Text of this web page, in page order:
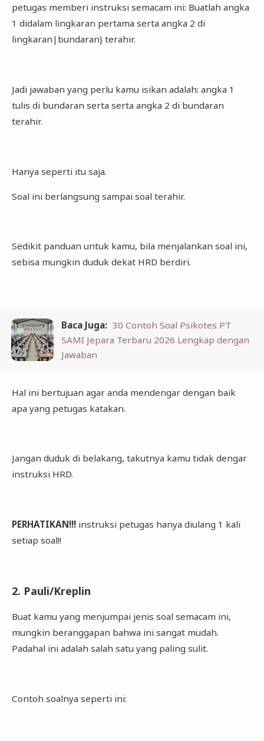
petugas memberi instruksi semacam ini: Buatlah angka
1 didalam lingkaran pertama serta angka 2 di
lingkaran|bundaran} terahir.
Jadi jawaban yang perlu kamu isikan adalah: angka 1
tulis di bundaran serta serta angka 2 di bundaran
terahir.
Hanya seperti itu saja.
Soal ini berlangsung sampai soal terahir.
Sedikit panduan untuk kamu, bila menjalankan soal ini,
sebisa mungkin duduk dekat HRD berdiri.
Baca Juga: 30 Contoh Soal Psikotes PT
SAMI Jepara Terbaru 2026 Lengkap dengan
Jawaban
Hal ini bertujuan agar anda mendengar dengan baik
apa yang petugas katakan.
Jangan duduk di belakang, takutnya kamu tidak dengar
instruksi HRD.
PERHATIKAN!!!instruksi petugas hanya diulang 1 kali
setiap soal!!
2. Pauli/Kreplin
Buat kamu yang menjumpai jenis soal semacam ini,
mungkin beranggapan bahwa ini sangat mudah.
Padahal ini adalah salah satu yang paling sulit.
Contoh soalnya seperti ini: